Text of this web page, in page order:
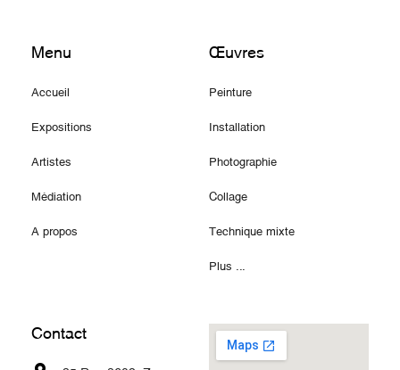
Menu
Accueil
Expositions
Artistes
Médiation
A propos
Œuvres
Peinture
Installation
Photographie
Collage
Technique mixte
Plus ...
Contact